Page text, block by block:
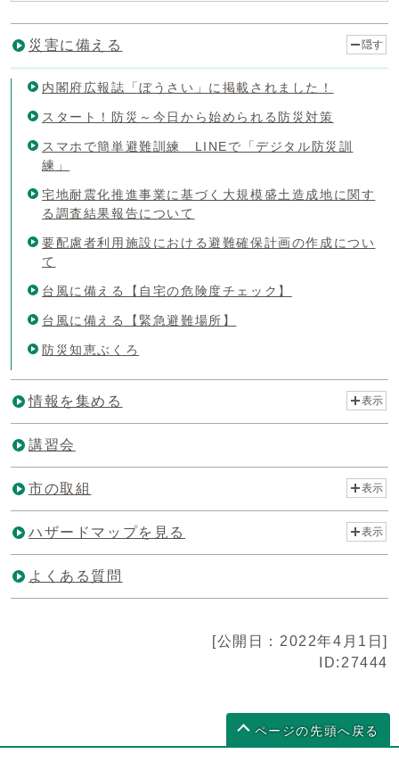
災害に備える 隠す
内閣府広報誌「ぼうさい」に掲載されました！
スタート！防災～今日から始められる防災対策
スマホで簡単避難訓練 LINEで「デジタル防災訓
練」
宅地耐震化推進事業に基づく大規模盛土造成地に関す
る調査結果報告について
要配慮者利用施設における避難確保計画の作成につい
て
台風に備える【自宅の危険度チェック】
台風に備える【緊急避難場所】
防災知恵ぶくろ
情報を集める 表示
講習会
市の取組 表示
ハザードマップを見る 表示
よくある質問
[公開日：2022年4月1日]
ID:27444
ページの先頭へ戻る